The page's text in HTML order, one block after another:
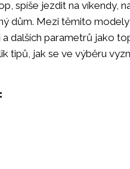
spíše jezdit na víkendy,
dům. Mezi těmito modely
dalších parametrů jako
tipů, jak se ve výběru